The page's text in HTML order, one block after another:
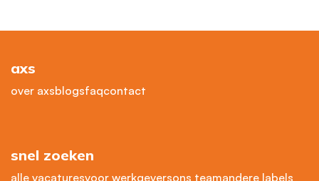
axs
over axsblogsfaqcontact
snel zoeken
alle vacaturesvoor werkgeversons teamandere labels